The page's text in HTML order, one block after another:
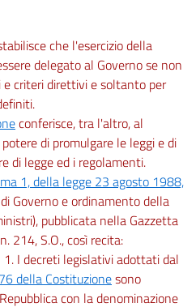
che l'esercizio della
delegato al Governo se non
criteri direttivi e soltanto per
conferisce, tra l'altro, al
di promulgare le leggi e di
di legge ed i regolamenti.
1, della legge 23 agosto 1988,
Governo e ordinamento della
pubblicata nella Gazzetta
214, S.O., così recita:
I decreti legislativi adottati dal
della Costituzionesono
con la denominazione